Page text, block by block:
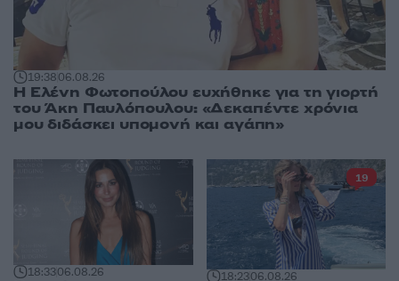
19:3806.08.26
Η Ελένη Φωτοπούλου ευχήθηκε για τη γιορτή
του Άκη Παυλόπουλου: «Δεκαπέντε χρόνια
μου διδάσκει υπομονή και αγάπη»
18:3306.08.26 18:2306.08.26
19